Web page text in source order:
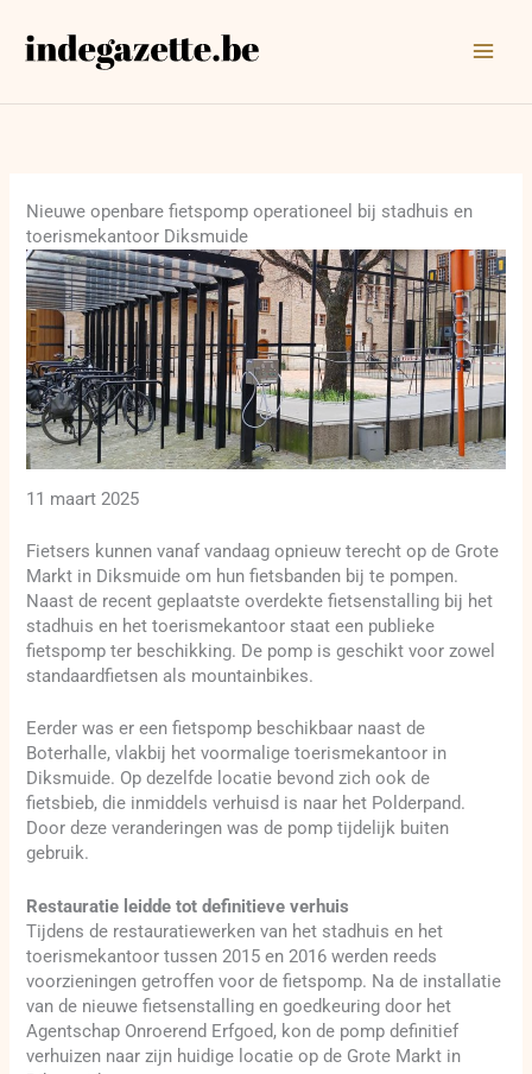
naar
Nieuwe openbare fietspomp operationeel bij stadhuis en
toerismekantoor Diksmuide
11 maart 2025
Fietsers kunnen vanaf vandaag opnieuw terecht op de Grote
Markt in Diksmuide om hun fietsbanden bij te pompen.
Naast de recent geplaatste overdekte fietsenstalling bij het
stadhuis en het toerismekantoor staat een publieke
fietspomp ter beschikking. De pomp is geschikt voor zowel
standaardfietsen als mountainbikes.
Eerder was er een fietspomp beschikbaar naast de
Boterhalle, vlakbij het voormalige toerismekantoor in
Diksmuide. Op dezelfde locatie bevond zich ook de
fietsbieb, die inmiddels verhuisd is naar het Polderpand.
Door deze veranderingen was de pomp tijdelijk buiten
gebruik.
Restauratie leidde tot definitieve verhuis
Tijdens de restauratiewerken van het stadhuis en het
toerismekantoor tussen 2015 en 2016 werden reeds
voorzieningen getroffen voor de fietspomp. Na de installatie
van de nieuwe fietsenstalling en goedkeuring door het
Agentschap Onroerend Erfgoed, kon de pomp definitief
verhuizen naar zijn huidige locatie op de Grote Markt in